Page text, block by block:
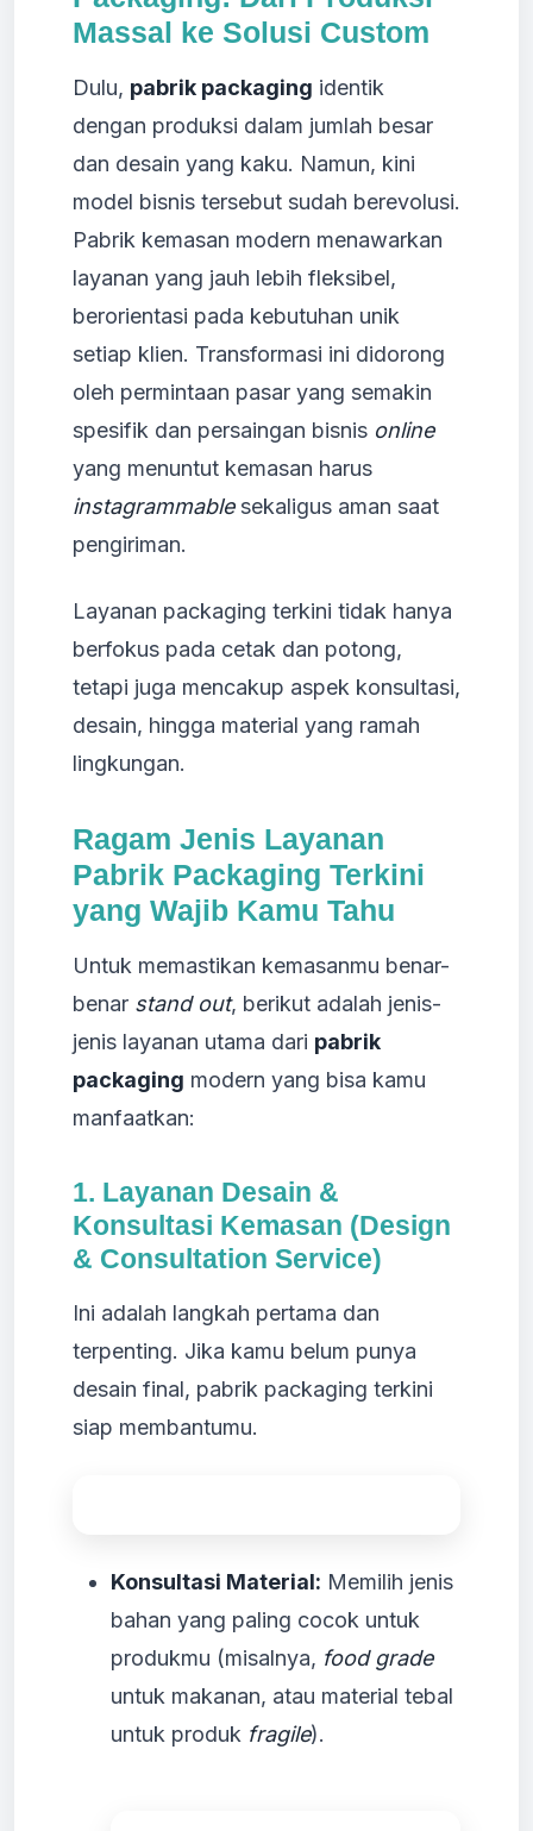
Massal ke Solusi Custom
Dulu, pabrik packaging identik
dengan produksi dalam jumlah besar
dan desain yang kaku. Namun, kini
model bisnis tersebut sudah berevolusi.
Pabrik kemasan modern menawarkan
layanan yang jauh lebih fleksibel,
berorientasi pada kebutuhan unik
setiap klien. Transformasi ini didorong
oleh permintaan pasar yang semakin
spesifik dan persaingan bisnis online
yang menuntut kemasan harus
instagrammablesekaligus aman saat
pengiriman.
Layanan packaging terkini tidak hanya
berfokus pada cetak dan potong,
tetapi juga mencakup aspek konsultasi,
desain, hingga material yang ramah
lingkungan.
Ragam Jenis Layanan
Pabrik Packaging Terkini
yang Wajib Kamu Tahu
Untuk memastikan kemasanmu benar-
benar stand out, berikut adalah jenis-
jenis layanan utama dari pabrik
packaging modern yang bisa kamu
manfaatkan:
1. Layanan Desain &
Konsultasi Kemasan (Design
& Consultation Service)
Ini adalah langkah pertama dan
terpenting. Jika kamu belum punya
desain final, pabrik packaging terkini
siap membantumu.
Konsultasi Material: Memilih jenis
bahan yang paling cocok untuk
produkmu (misalnya, food grade
untuk makanan, atau material tebal
untuk produk fragile).